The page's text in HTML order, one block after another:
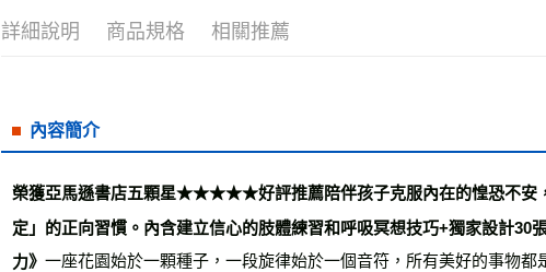
宅配
每筆
離島宅配
每筆
詳細說明 商品規格 相關推薦
內容簡介
榮獲亞馬遜書店五顆星★★★★★好評推薦陪伴孩子克服內在的惶恐不安
定」的正向習慣。內含建立信心的肢體練習和呼吸冥想技巧+獨家設計30
力》一座花園始於一顆種子，一段旋律始於一個音符，所有美好的事物